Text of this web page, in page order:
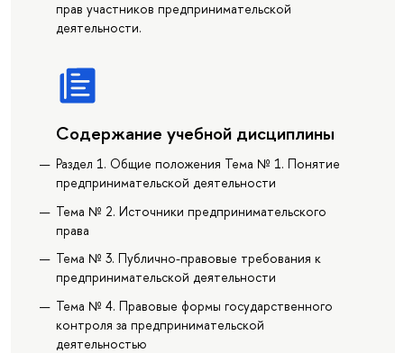
прав участников предпринимательской
деятельности.
Содержание учебной дисциплины
Раздел 1. Общие положения Тема № 1. Понятие
предпринимательской деятельности
Тема № 2. Источники предпринимательского
права
Тема № 3. Публично-правовые требования к
предпринимательской деятельности
Тема № 4. Правовые формы государственного
контроля за предпринимательской
деятельностью